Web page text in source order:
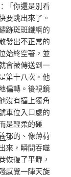
「你還是別看
要跳出來了。
跡斑斑鐵網的
發出不正常的
始終空著，並
會被傳送到一
第十八次。他
偏轉。後視鏡
沒有撞上獨角
車位入口處的
是輕柔的碰
郁的、像薄荷
來，瞬間吞噬
恢復了平靜，
感覺一陣天旋